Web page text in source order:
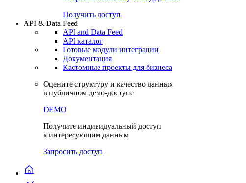
Попробуйте7-дневный
Откройте глобальную базу данных
Получить доступ
API & Data Feed
API and Data Feed
API каталог
Документация
Кастомные проекты для бизнеса
Оцените структуру и качество данных
в публичном демо-доступе
DEMO
Получите индивидуальный доступ